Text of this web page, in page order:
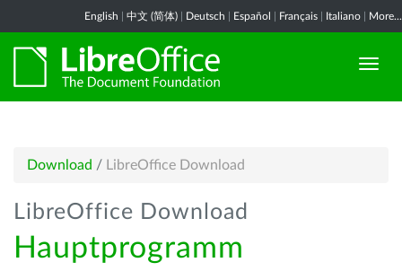
English 中文 (简体) Deutsch Español Français Italiano More...
Download / LibreOffice Download
LibreOffice Download
Hauptprogramm